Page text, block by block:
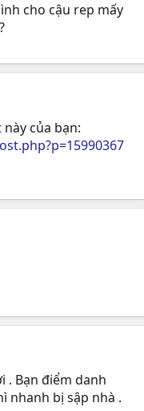
cho cậu rep mấy
của bạn:
. Bạn điểm danh
nhanh bị sập nhà .